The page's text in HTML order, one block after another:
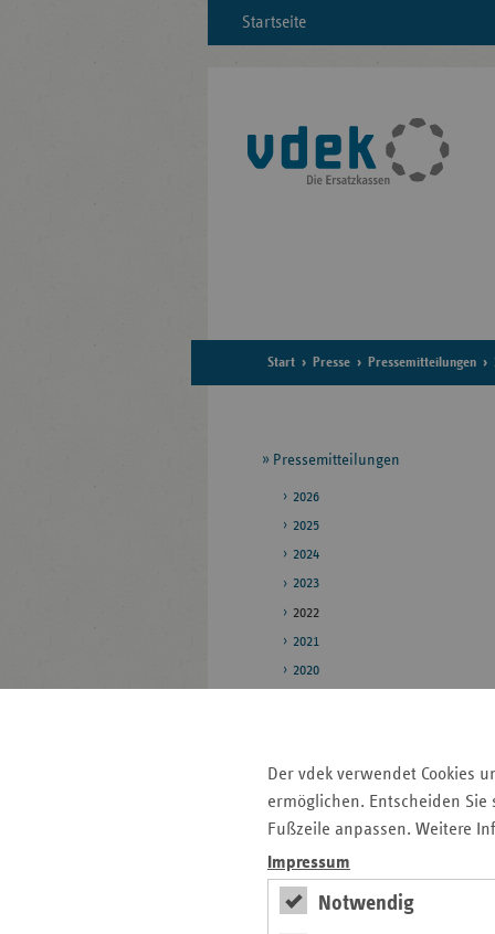
Der vdek verwendet Cookies
ermöglichen. Entscheiden
Fußzeile anpassen. Weitere
Impressum
Notwendig
Startseite
Start Presse Pressemitteilungen
Seitennavigation
Pressemitteilungen
2026
2025
2024
2023
2022
2021
2020
Veröffentlichungen
Seitenleiste
Auf einen Blick